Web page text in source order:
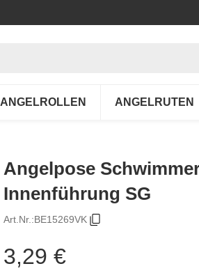
ANGELROLLEN ANGELRUTEN
Angelpose
Innenführung SG
Art.Nr.:BE15269VK
3,29 €